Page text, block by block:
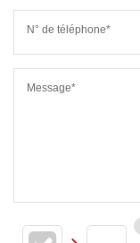
N° de téléphone*
Message*